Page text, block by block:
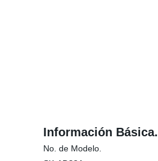
Información Básica.
No. de Modelo.